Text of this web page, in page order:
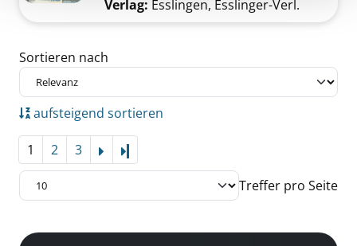
Verlag: Esslingen, Esslinger-Verl.
Zu den Suchfiltern springen
Sortieren nach
aufsteigend sortieren
1 2 3
Treffer pro Seite